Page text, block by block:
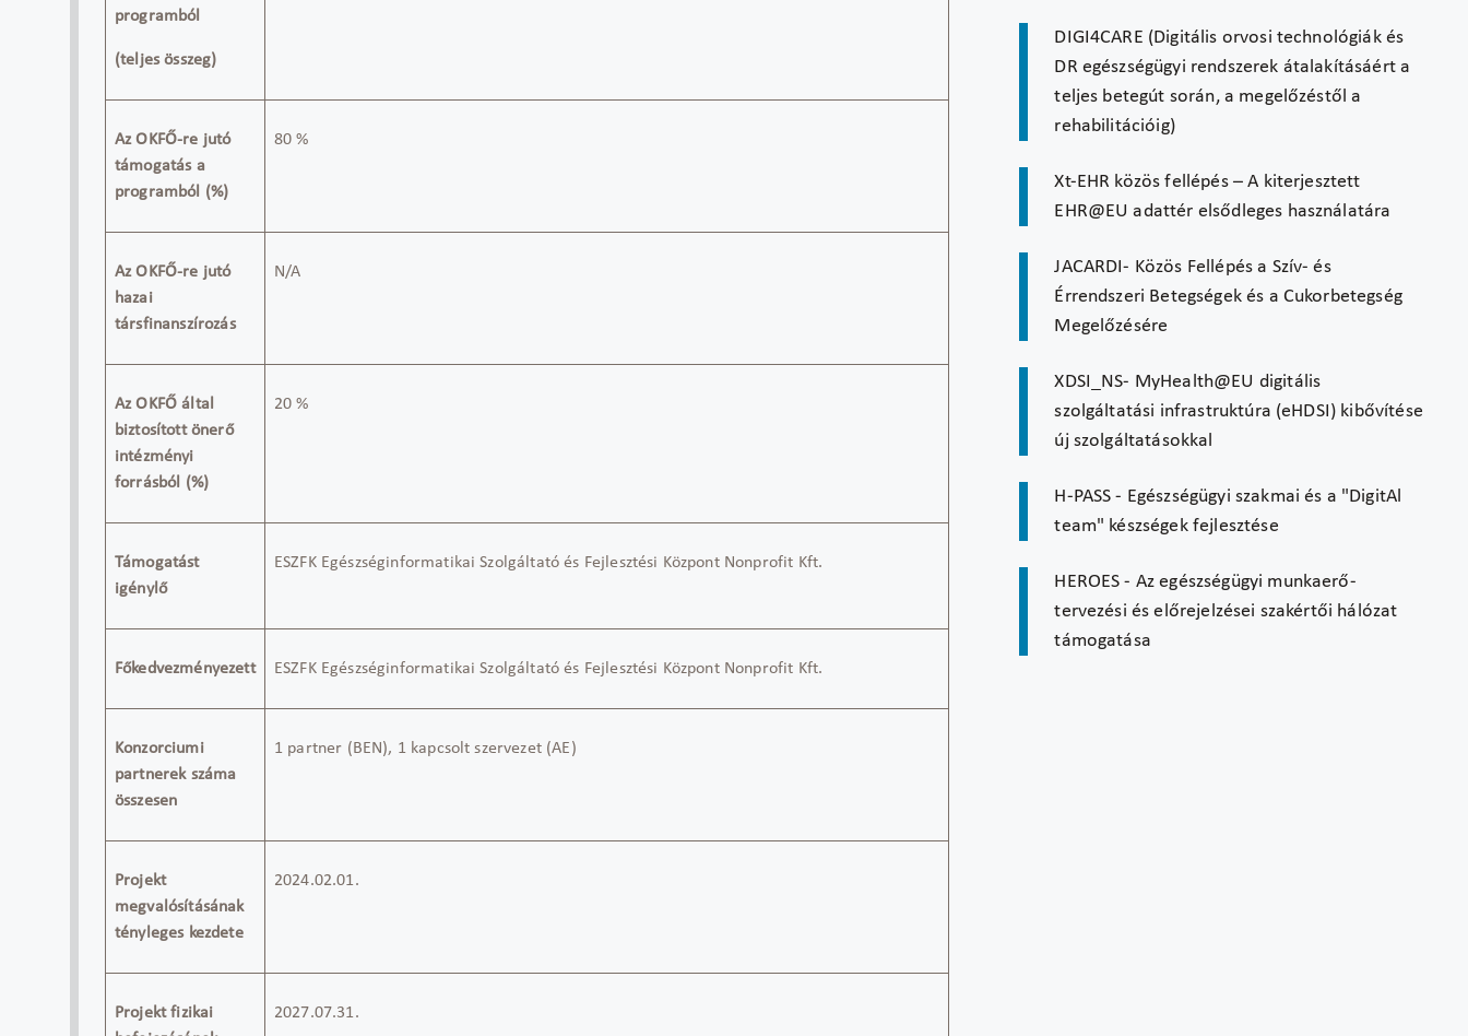
programból
(teljes összeg)
Az OKFŐ-re jutó
támogatás a
programból (%)
80 %
Az OKFŐ-re jutó
hazai
társfinanszírozás
N/A
Az OKFŐ által
biztosított önerő
intézményi
forrásból (%)
20 %
Támogatást
igénylő
ESZFK Egészséginformatikai Szolgáltató és Fejlesztési Központ Nonprofit Kft.
Főkedvezményezett ESZFK Egészséginformatikai Szolgáltató és Fejlesztési Központ Nonprofit Kft.
Konzorciumi
partnerek száma
összesen
1 partner (BEN), 1 kapcsolt szervezet (AE)
Projekt
megvalósításának
tényleges kezdete
2024.02.01.
Projekt fizikai
2027.07.31.
DIGI4CARE (Digitális orvosi technológiák és
DR egészségügyi rendszerek átalakításáért a
teljes betegút során, a megelőzéstől a
rehabilitációig)
Xt-EHR közös fellépés – A kiterjesztett
EHR@EU adattér elsődleges használatára
JACARDI- Közös Fellépés a Szív- és
Érrendszeri Betegségek és a Cukorbetegség
Megelőzésére
XDSI_NS- MyHealth@EU digitális
szolgáltatási infrastruktúra (eHDSI) kibővítése
új szolgáltatásokkal
H-PASS - Egészségügyi szakmai és a "DigitAl
team" készségek fejlesztése
HEROES - Az egészségügyi munkaerő-
tervezési és előrejelzései szakértői hálózat
támogatása